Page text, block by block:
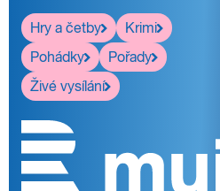
pause
Hry a četby
Krimi
Pohádky
Pořady
Živé vysílání